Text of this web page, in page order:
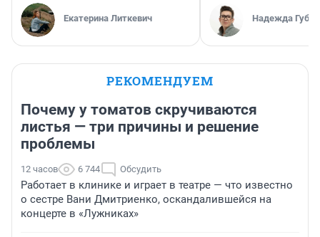
Екатерина Литкевич Надежда
РЕКОМЕНДУЕМ
Почему у томатов скручиваются
листья — три причины и решение
проблемы
12 часов 6 744 Обсудить
Работает в клинике и играет в театре — что известно
о сестре Вани Дмитриенко, оскандалившейся на
концерте в «Лужниках»